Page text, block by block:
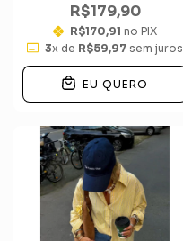
R$179,90
R$170,91 no PIX
3x de R$59,97 sem juros
EU QUERO